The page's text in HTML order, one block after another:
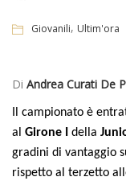
Giovanili, Ultim'ora
Di Andrea Curati De
Il campionato è
al Girone I della
gradini di vantaggio
rispetto al terzetto